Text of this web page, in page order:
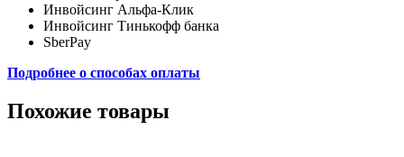
Инвойсинг Альфа-Клик
Инвойсинг Тинькофф банка
SberPay
Подробнее о способах оплаты
Похожие товары